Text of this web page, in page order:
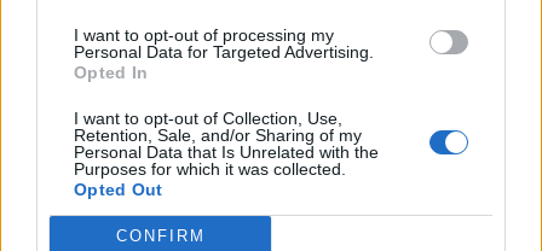
I want to opt-out of processing my
Personal Data for Targeted Advertising.
Opted In
I want to opt-out of Collection, Use,
Retention, Sale, and/or Sharing of my
Personal Data that Is Unrelated with the
Purposes for which it was collected.
Opted Out
CONFIRM